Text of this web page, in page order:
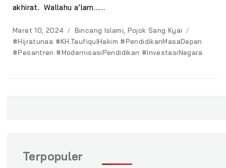
akhirat. Wallahu a’lam……
Posted
on
Maret 10, 2024 Categories
Bincang Islami Pojok Sang Kyai
#Hijratunaa #KH.TaufiqulHakim #PendidikanMasaDepan
#Pesantren #ModernisasiPendidikan #InvestasiNegara
Terpopuler